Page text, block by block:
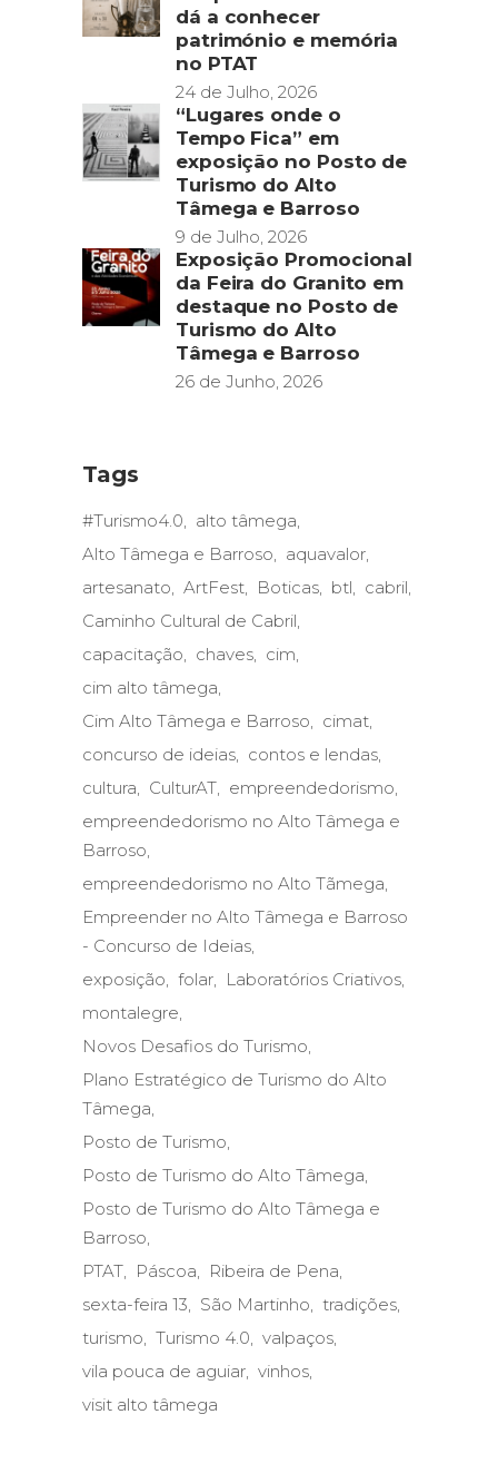
dá a conhecer
património e memória
no PTAT
24 de Julho, 2026
“Lugares onde o
Tempo Fica” em
exposição no Posto de
Turismo do Alto
Tâmega e Barroso
9 de Julho, 2026
Exposição Promocional
da Feira do Granito em
destaque no Posto de
Turismo do Alto
Tâmega e Barroso
26 de Junho, 2026
Tags
#Turismo4.0
alto tâmega
Alto Tâmega e Barroso
aquavalor
artesanato
ArtFest Boticas btl
cabril
Caminho Cultural de Cabril
capacitação
chaves
cim
cim alto tâmega
Cim Alto Tâmega e Barroso
cimat
concurso de ideias
contos e lendas
cultura
CulturAT
empreendedorismo
empreendedorismo no Alto Tâmega e
Barroso
empreendedorismo no Alto Tãmega
Empreender no Alto Tâmega e Barroso
- Concurso de Ideias
exposição
folar
Laboratórios Criativos
montalegre
Novos Desafios do Turismo
Plano Estratégico de Turismo do Alto
Tâmega
Posto de Turismo
Posto de Turismo do Alto Tâmega
Posto de Turismo do Alto Tâmega e
Barroso
PTAT
Páscoa
Ribeira de Pena
sexta-feira 13
São Martinho
tradições
turismo
Turismo 4.0
valpaços
vila pouca de aguiar vinhos
visit alto tâmega